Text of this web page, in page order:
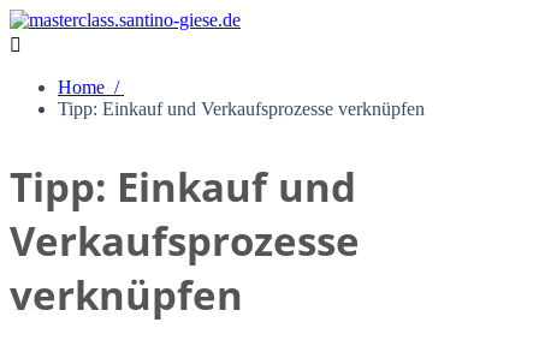

Home /
Tipp: Einkauf und Verkaufsprozesse verknüpfen
Tipp: Einkauf und
Verkaufsprozesse
verknüpfen